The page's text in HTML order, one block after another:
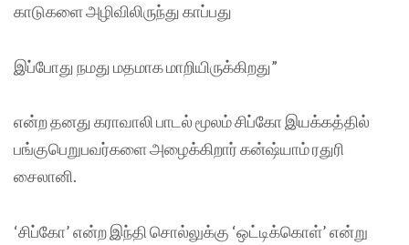
காடுகளை அழிவிலிருந்து காப்பது
இப்போது நமது மதமாக மாறியிருக்கிறது”
என்ற தனது கராவாலி பாடல் மூலம் சிப்கோ இயக்கத்தில்
பங்குபெறுபவர்களை அழைக்கிறார் கன்ஷ்யாம் ரதுரி
சைலானி.
‘சிப்கோ’ என்ற இந்தி சொல்லுக்கு ‘ஒட்டிக்கொள்’ என்று